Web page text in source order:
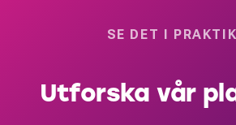
SE DET I
Utforska vår